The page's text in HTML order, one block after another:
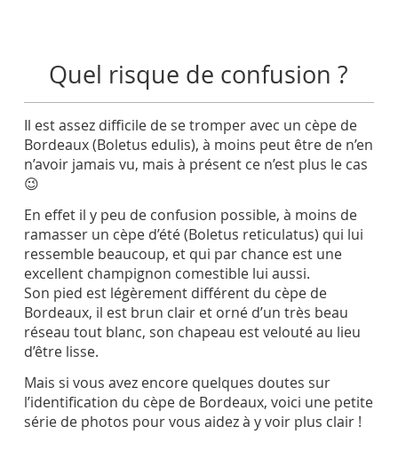
Quel risque de confusion ?
Il est assez difficile de se tromper avec un cèpe de
Bordeaux (Boletus edulis), à moins peut être de n’en
n’avoir jamais vu, mais à présent ce n’est plus le cas
😉
En effet il y peu de confusion possible, à moins de
ramasser un cèpe d’été (Boletus reticulatus) qui lui
ressemble beaucoup, et qui par chance est une
excellent champignon comestible lui aussi.
Son pied est légèrement différent du cèpe de
Bordeaux, il est brun clair et orné d’un très beau
réseau tout blanc, son chapeau est velouté au lieu
d’être lisse.
Mais si vous avez encore quelques doutes sur
l’identification du cèpe de Bordeaux, voici une petite
série de photos pour vous aidez à y voir plus clair !